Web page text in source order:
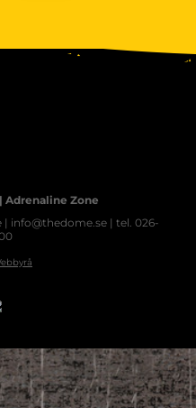
Adrenaline Zone
| info@thedome.se | tel. 026-